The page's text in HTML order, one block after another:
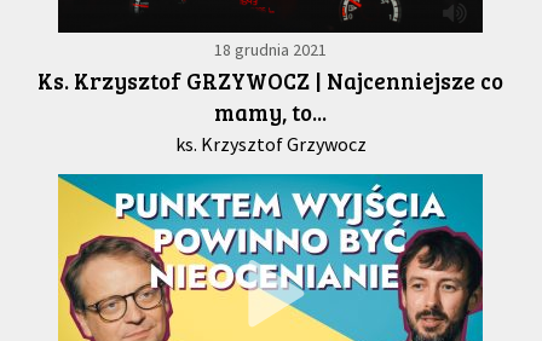
18 grudnia 2021
Ks. Krzysztof GRZYWOCZ | Najcenniejsze co
mamy, to...
ks. Krzysztof Grzywocz